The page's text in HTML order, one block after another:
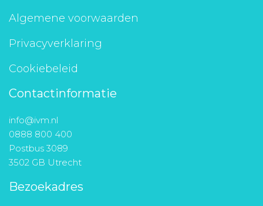
Algemene voorwaarden
Privacyverklaring
Cookiebeleid
Contactinformatie
info@ivm.nl
0888 800 400
Postbus 3089
3502 GB Utrecht
Bezoekadres